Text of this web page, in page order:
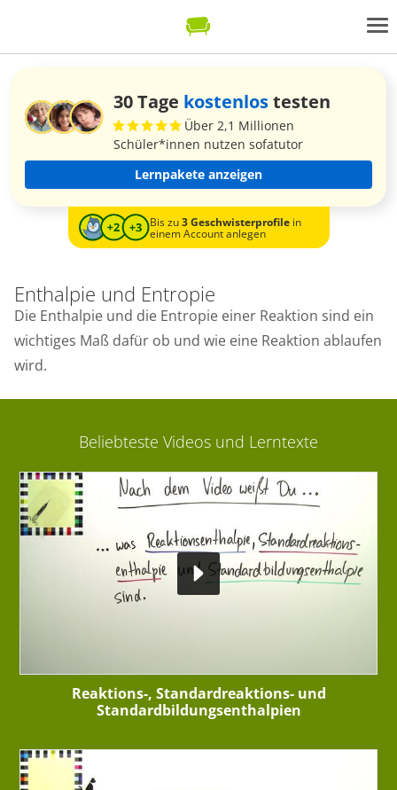
30 Tage kostenlostesten
Über 2,1 Millionen
Schüler*innen nutzen sofatutor
Lernpakete anzeigen
Bis zu3 Geschwisterprofilein
einem Account anlegen
Enthalpie und Entropie
Die Enthalpie und die Entropie einer Reaktion sind ein
wichtiges Maß dafür ob und wie eine Reaktion ablaufen
wird.
Beliebteste Videos und Lerntexte
Reaktions-, Standardreaktions- und
Standardbildungsenthalpien